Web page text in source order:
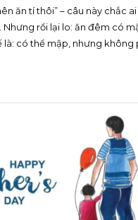
ăn tí thôi” – câu này chắc
Nhưng rồi lại lo: ăn đêm có
là: có thể mập, nhưng không